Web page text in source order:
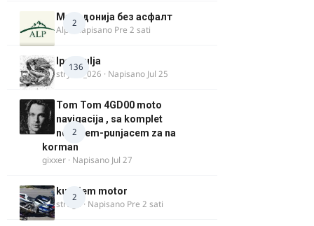
2
Македонија без асфалт
Alp · Napisano Pre 2 sati
136
Ipone ulja
stryker_026 · Napisano Jul 25
2
Tom Tom 4GD00 moto
navigacija , sa komplet
nosacem-punjacem za na
korman
gixxer · Napisano Jul 27
2
kupujem motor
strugo · Napisano Pre 2 sati